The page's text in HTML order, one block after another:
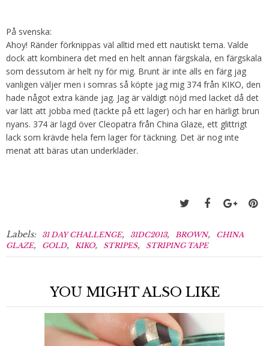
På svenska:
Ahoy! Ränder förknippas väl alltid med ett nautiskt tema. Valde
dock att kombinera det med en helt annan färgskala, en färgskala
som dessutom är helt ny för mig. Brunt är inte alls en färg jag
vanligen väljer men i somras så köpte jag mig 374 från KIKO, den
hade något extra kände jag. Jag är väldigt nöjd med lacket då det
var lätt att jobba med (täckte på ett lager) och har en härligt brun
nyans. 374 är lagd över Cleopatra från China Glaze, ett glittrigt
lack som krävde hela fem lager för täckning. Det är nog inte
menat att bäras utan underkläder.
Labels: 31 DAY CHALLENGE, 31DC2013, BROWN,
CHINA
GLAZE, GOLD, KIKO, STRIPES, STRIPING TAPE
YOU MIGHT ALSO LIKE